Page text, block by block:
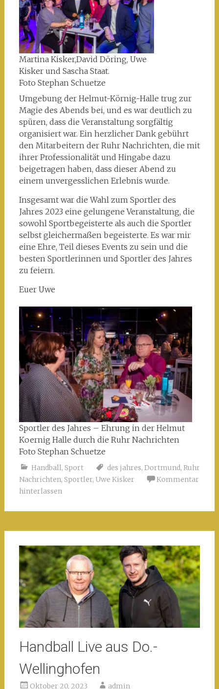
Martina Kisker,David Döring, Uwe
Kisker und Sascha Staat.
Foto Stephan Schuetze
Umgebung der Helmut-Körnig-Halle trug zur
Magie des Abends bei, und es war deutlich zu
spüren, dass die Veranstaltung sorgfältig
organisiert war. Ein herzlicher Dank gebührt
den Mitarbeitern der Ruhr Nachrichten, die mit
ihrer Professionalität und Hingabe dazu
beigetragen haben, dass dieser Abend zu
einem unvergesslichen Erlebnis wurde.
Insgesamt war die Wahl zum Sportler des
Jahres 2023 eine gelungene Veranstaltung, die
sowohl Sportbegeisterte als auch die Sportler
selbst gleichermaßen begeisterte. Es war mir
eine Ehre, Teil dieses Events zu sein und die
besten Sportlerinnen und Sportler des Jahres
zu feiern.
Euer Uwe
Sportler des Jahres – Ehrung in der Helmut
Koernig Halle durch die Ruhr Nachrichten
Foto Stephan Schuetze
Handball, Sport des jahres, Dortmund, Ruhr
Nachrichten, Sportler, Uwe Kisker
Kommentar
hinterlassen
Handball Live aus Do.-
Wellinghofen
Oktober 20, 2023 admin